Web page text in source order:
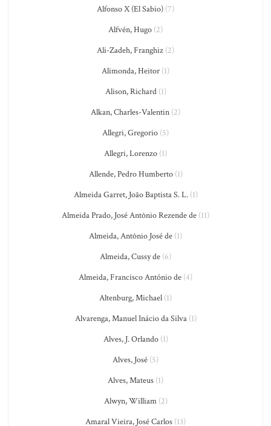
Alfonso X (El Sabio) (7)
Alfvén, Hugo (2)
Ali-Zadeh, Franghiz (2)
Alimonda, Heitor (1)
Alison, Richard(1)
Alkan, Charles-Valentin (2)
Allegri, Gregorio (5)
Allegri, Lorenzo (1)
Allende, Pedro Humberto(1)
Almeida Garret, João Baptista S. L.(1)
Almeida Prado, José Antônio Rezende de (11)
Almeida, Antônio José de (1)
Almeida, Cussy de (6)
Almeida, Francisco António de (4)
Altenburg, Michael (1)
Alvarenga, Manuel Inácio da Silva(1)
Alves, J. Orlando(1)
Alves, José (5)
Alves, Mateus (1)
Alwyn, William(2)
Amaral Vieira, José Carlos (13)